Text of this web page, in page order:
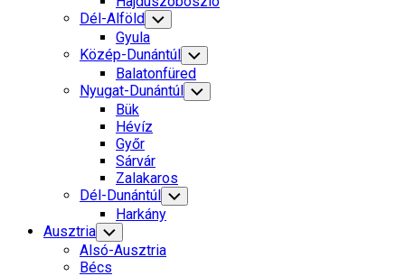
Menu
Dél-Alföld Toggle
Child
Menu
Gyula
Közép-Dunántúl Toggle
Child
Menu
Balatonfüred
Nyugat-Dunántúl Toggle
Child
Bük
Hévíz
Győr
Sárvár
Zalakaros
Current
Page:
Dél-Dunántúl Toggle
Child
Harkány
Ausztria Toggle
Child
Menu
Alsó-Ausztria
Bécs